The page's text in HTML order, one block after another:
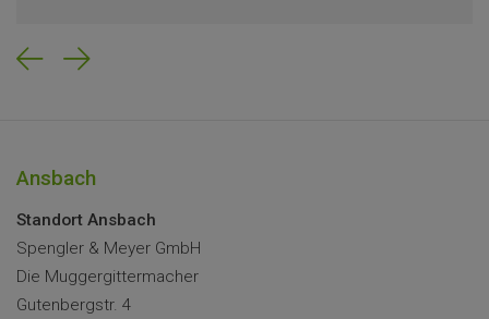
Previous
Next
Ansbach
Standort Ansbach
Spengler & Meyer GmbH
Die Muggergittermacher
Gutenbergstr. 4